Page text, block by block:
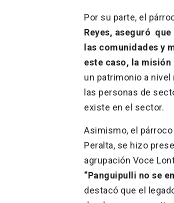
Por su parte, el
Reyes, aseguró
las comunidades y
este caso, la misión
un patrimonio a
las personas de
existe en el sector.
Asimismo, el
Peralta, se hizo
agrupación Voce
“Panguipulli no se
destacó que el